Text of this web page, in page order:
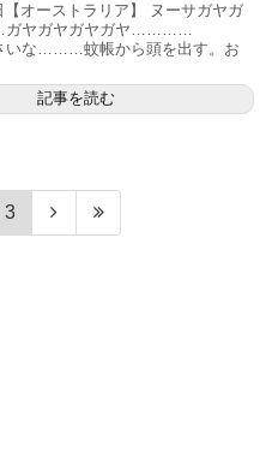
【オーストラリア】 ヌーサガヤガ
ヤガヤガヤガヤ…………
な………蚊帳から頭を出す。お
記事を読む
3